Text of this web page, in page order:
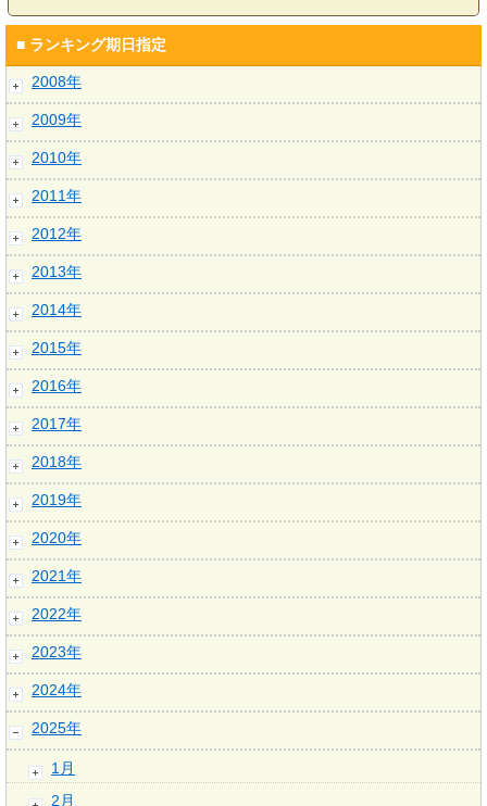
■ ランキング期日指定
2008年
2009年
2010年
2011年
2012年
2013年
2014年
2015年
2016年
2017年
2018年
2019年
2020年
2021年
2022年
2023年
2024年
2025年
1月
2月